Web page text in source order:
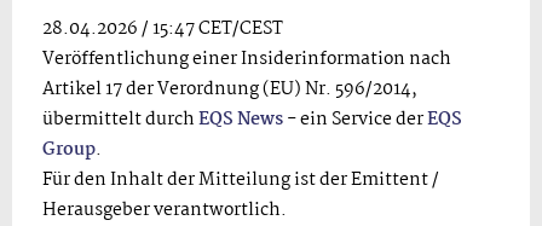
28.04.2026 / 15:47 CET/CEST
Veröffentlichung einer Insiderinformation nach
Artikel 17 der Verordnung (EU) Nr. 596/2014,
übermittelt durchEQS News- ein Service derEQS
Group.
Für den Inhalt der Mitteilung ist der Emittent /
Herausgeber verantwortlich.